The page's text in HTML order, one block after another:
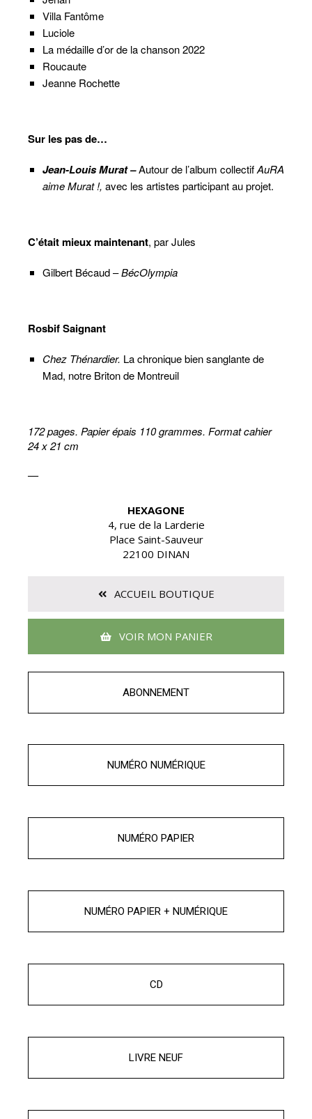
Villa Fantôme
Luciole
La médaille d’or de la chanson 2022
Roucaute
Jeanne Rochette
Sur les pas de…
Jean-Louis Murat –Autour de l’album collectifAuRA
aime Murat !, avec les artistes participant au projet.
C’était mieux maintenant, par Jules
Gilbert Bécaud –BécOlympia
Rosbif Saignant
Chez Thénardier. La chronique bien sanglante de
Mad, notre Briton de Montreuil
172 pages. Papier épais 110 grammes. Format cahier
24 x 21 cm
—
HEXAGONE
4, rue de la Larderie
Place Saint-Sauveur
22100 DINAN
ACCUEIL BOUTIQUE
VOIR MON PANIER
ABONNEMENT
NUMÉRO NUMÉRIQUE
NUMÉRO PAPIER
NUMÉRO PAPIER + NUMÉRIQUE
CD
LIVRE NEUF